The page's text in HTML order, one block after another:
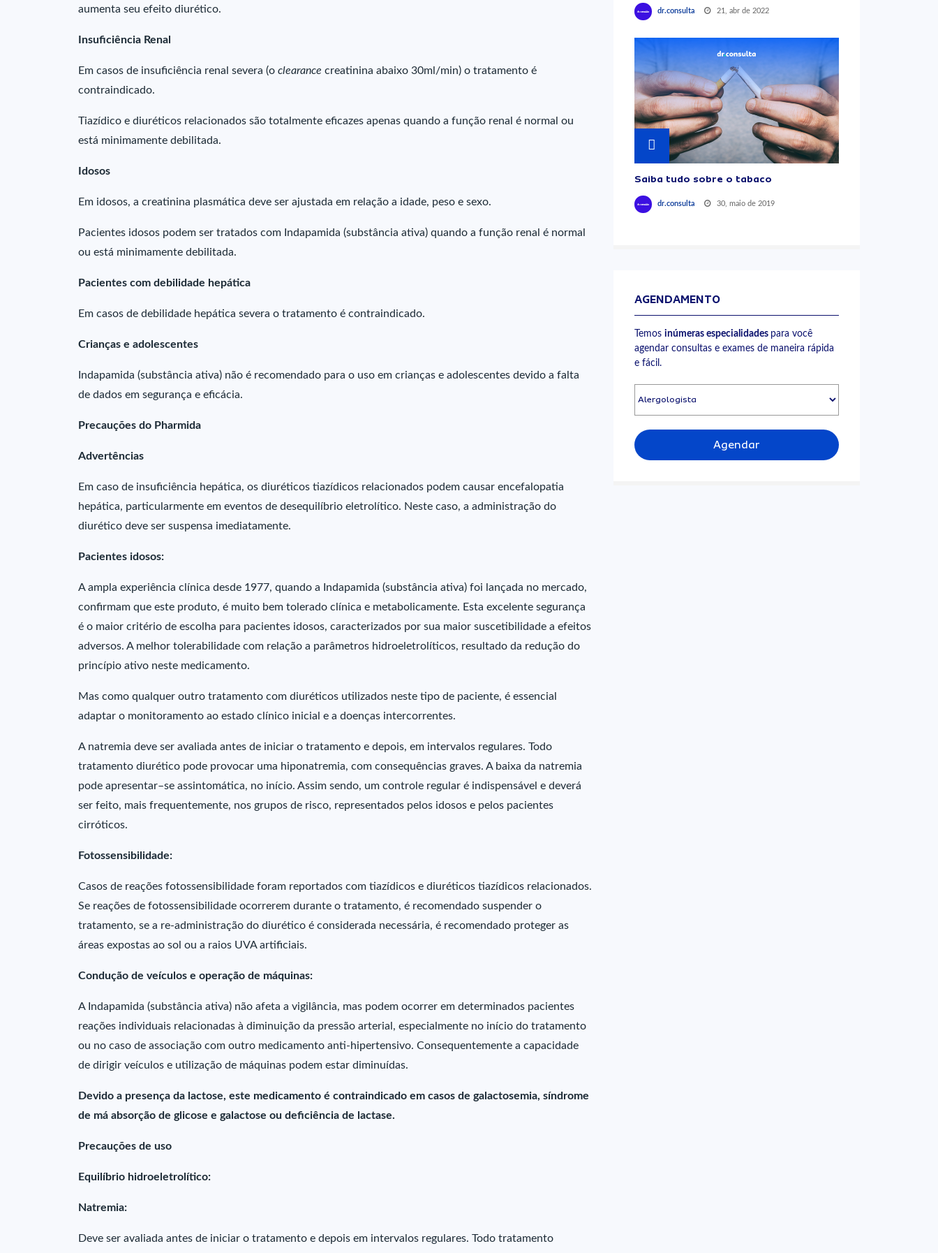
aumenta seu efeito diurético.
Insuficiência Renal
Em casos de insuficiência renal severa (o clearance creatinina abaixo 30ml/min) o tratamento é
contraindicado.
Tiazídico e diuréticos relacionados são totalmente eficazes apenas quando a função renal é normal ou
está minimamente debilitada.
Idosos
Em idosos, a creatinina plasmática deve ser ajustada em relação a idade, peso e sexo.
Pacientes idosos podem ser tratados com Indapamida (substância ativa) quando a função renal é normal
ou está minimamente debilitada.
Pacientes com debilidade hepática
Em casos de debilidade hepática severa o tratamento é contraindicado.
Crianças e adolescentes
Indapamida (substância ativa) não é recomendado para o uso em crianças e adolescentes devido a falta
de dados em segurança e eficácia.
Precauções do Pharmida
Advertências
Em caso de insuficiência hepática, os diuréticos tiazídicos relacionados podem causar encefalopatia
hepática, particularmente em eventos de desequilíbrio eletrolítico. Neste caso, a administração do
diurético deve ser suspensa imediatamente.
Pacientes idosos:
A ampla experiência clínica desde 1977, quando a Indapamida (substância ativa) foi lançada no mercado,
confirmam que este produto, é muito bem tolerado clínica e metabolicamente. Esta excelente segurança
é o maior critério de escolha para pacientes idosos, caracterizados por sua maior suscetibilidade a efeitos
adversos. A melhor tolerabilidade com relação a parâmetros hidroeletrolíticos, resultado da redução do
princípio ativo neste medicamento.
Mas como qualquer outro tratamento com diuréticos utilizados neste tipo de paciente, é essencial
adaptar o monitoramento ao estado clínico inicial e a doenças intercorrentes.
A natremia deve ser avaliada antes de iniciar o tratamento e depois, em intervalos regulares. Todo
tratamento diurético pode provocar uma hiponatremia, com consequências graves. A baixa da natremia
pode apresentar–se assintomática, no início. Assim sendo, um controle regular é indispensável e deverá
ser feito, mais frequentemente, nos grupos de risco, representados pelos idosos e pelos pacientes
cirróticos.
Fotossensibilidade:
Casos de reações fotossensibilidade foram reportados com tiazídicos e diuréticos tiazídicos relacionados.
Se reações de fotossensibilidade ocorrerem durante o tratamento, é recomendado suspender o
tratamento, se a re-administração do diurético é considerada necessária, é recomendado proteger as
áreas expostas ao sol ou a raios UVA artificiais.
Condução de veículos e operação de máquinas:
A Indapamida (substância ativa) não afeta a vigilância, mas podem ocorrer em determinados pacientes
reações individuais relacionadas à diminuição da pressão arterial, especialmente no início do tratamento
ou no caso de associação com outro medicamento anti-hipertensivo. Consequentemente a capacidade
de dirigir veículos e utilização de máquinas podem estar diminuídas.
Devido a presença da lactose, este medicamento é contraindicado em casos de galactosemia, síndrome
de má absorção de glicose e galactose ou deficiência de lactase.
Precauções de uso
Equilíbrio hidroeletrolítico:
Natremia:
Deve ser avaliada antes de iniciar o tratamento e depois em intervalos regulares. Todo tratamento
dr.consulta 21, abr de 2022
Saiba tudo sobre o tabaco
dr.consulta 30, maio de 2019
AGENDAMENTO
Temos inúmeras especialidades para você
agendar consultas e exames de maneira rápida
e fácil.
Agendar